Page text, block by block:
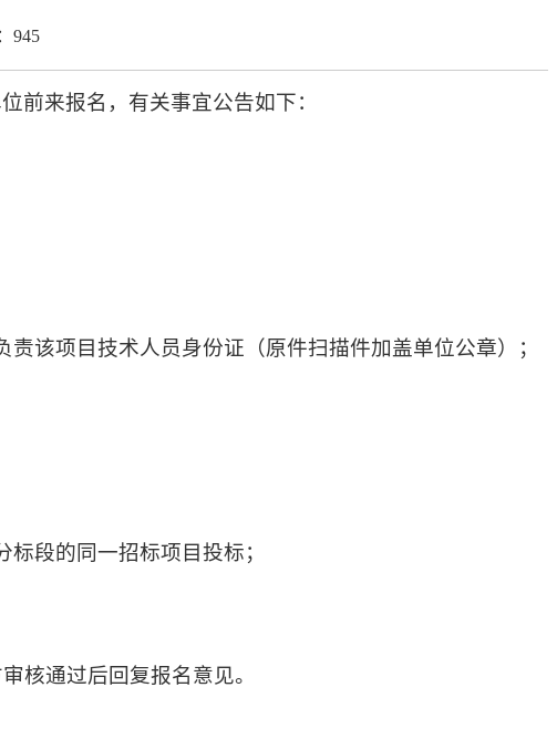
945
前来报名，有关事宜公告如下：
该项目技术人员身份证（原件扫描件加盖单位公章）；
段的同一招标项目投标；
核通过后回复报名意见。